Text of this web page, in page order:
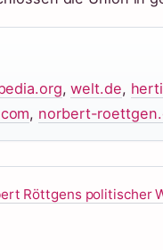
,welt.de,
, norbert-
Röttgens politischer